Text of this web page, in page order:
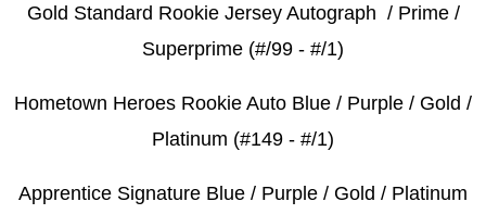
Gold Standard Rookie Jersey Autograph / Prime /
Superprime (#/99 - #/1)
Hometown Heroes Rookie Auto Blue / Purple / Gold /
Platinum (#149 - #/1)
Apprentice Signature Blue / Purple / Gold / Platinum